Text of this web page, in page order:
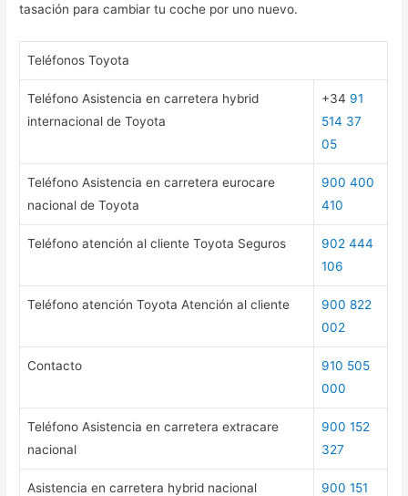
tasación para cambiar tu coche por uno nuevo.
Teléfonos Toyota
Teléfono Asistencia en carretera hybrid
internacional de Toyota
+34 91
514 37
05
Teléfono Asistencia en carretera eurocare
nacional de Toyota
900 400
410
Teléfono atención al cliente Toyota Seguros
902 444
106
Teléfono atención Toyota Atención al cliente
900 822
002
Contacto
910 505
000
Teléfono Asistencia en carretera extracare
nacional
900 152
327
Asistencia en carretera hybrid nacional
900 151